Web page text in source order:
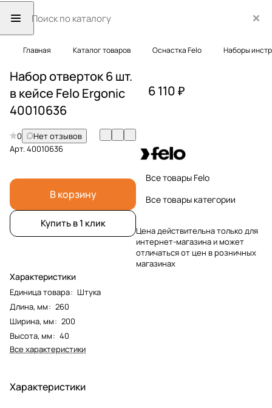
Главная Каталог товаров Оснастка Felo Наборы
Набор отверток 6 шт.
в кейсе Felo Ergonic
40010636
0
Нет отзывов
Арт.40010636
В корзину
Купить в 1 клик
Характеристики
Единица товара: Штука
Длина, мм: 260
Ширина, мм: 200
Высота, мм: 40
Все характеристики
6 110 ₽
Все товары Felo
Все товары категории
Цена действительна только для
интернет-магазина и может
отличаться от цен в розничных
магазинах
Характеристики